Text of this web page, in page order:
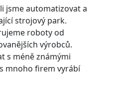
jsme automatizovat a
strojový park.
roboty od
výrobců.
s méně známými
mnoho firem vyrábí